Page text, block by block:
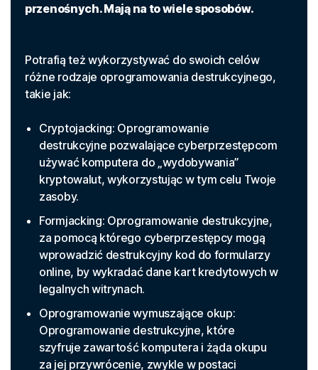
przenośnych. Mają na to wiele sposobów.
Potrafią też wykorzystywać do swoich celów
różne rodzaje oprogramowania destrukcyjnego,
takie jak:
Cryptojacking: Oprogramowanie
destrukcyjne pozwalające cyberprzestępcom
używać komputera do „wydobywania”
kryptowalut, wykorzystując w tym celu Twoje
zasoby.
Formjacking: Oprogramowanie destrukcyjne,
za pomocą którego cyberprzestępcy mogą
wprowadzić destrukcyjny kod do formularzy
online, by wykradać dane kart kredytowych w
legalnych witrynach.
Oprogramowanie wymuszające okup:
Oprogramowanie destrukcyjne, które
szyfruje zawartość komputera i żąda okupu
za jej przywrócenie, zwykle w postaci